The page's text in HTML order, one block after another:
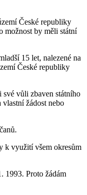
České republiky
možnost by měli státní
15 let, nalezené na
České republiky
své vůli zbaven státního
žádost nebo
k využití všem okresům
1993. Proto žádám